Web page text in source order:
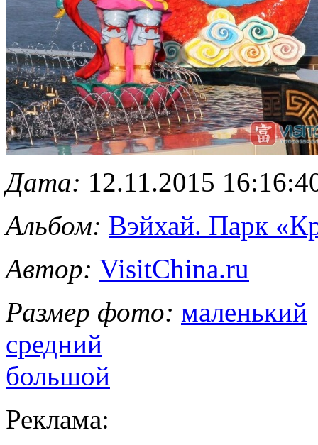
Дата: 12.11.2015
Альбом: Вэйхай. Парк
Автор: VisitChina.ru
Размер фото: маленький
средний
большой
Реклама: